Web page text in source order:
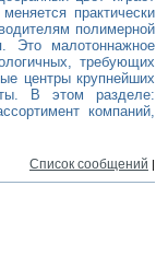
практически
полимерной
Это малотоннажное
требующих
центры крупнейших
В этом разделе:
компаний,
Список сообщений |